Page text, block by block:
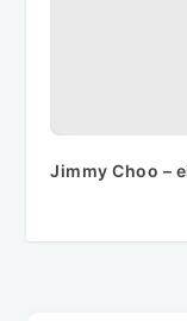
Jimmy Choo –